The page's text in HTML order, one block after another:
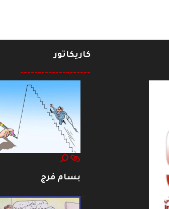
كاريكاتور
--------------------
بسام فرج